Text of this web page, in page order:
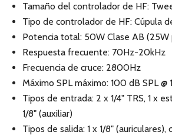
Tamaño del controlador de HF:
Tipo de controlador de HF: Cúpula
Potencia total: 50W Clase AB
Respuesta frecuente: 70Hz-20kHz
Frecuencia de cruce: 2800Hz
Máximo SPL máximo: 100 dB SPL @
Tipos de entrada: 2 x 1/4" TRS, 1 x
1/8" (auxiliar)
Tipos de salida: 1 x 1/8"